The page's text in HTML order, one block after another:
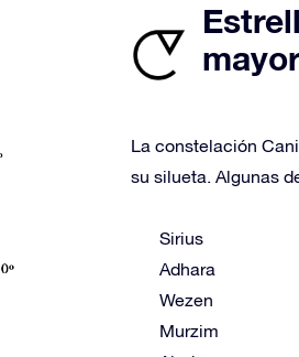
La constelación
su silueta. Algunas
Sirius
Adhara
Wezen
Murzim